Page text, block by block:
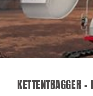
KETTENTBAGGER